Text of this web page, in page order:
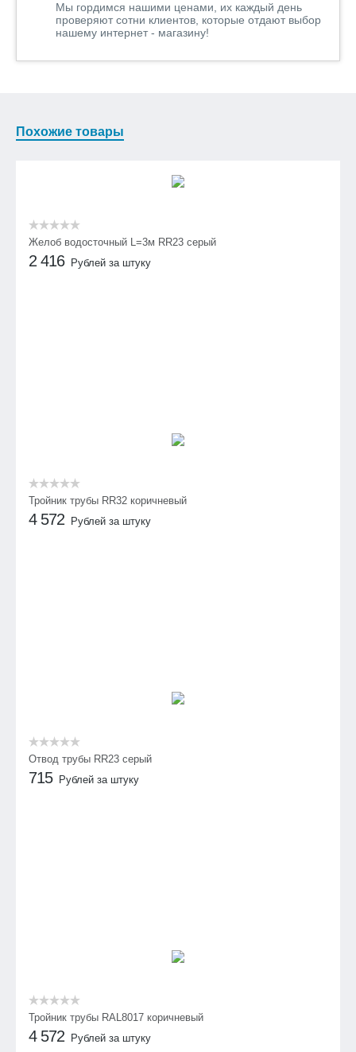
Мы гордимся нашими ценами, их каждый день
проверяют сотни клиентов, которые отдают выбор
нашему интернет - магазину!
Похожие товары
Желоб водосточный L=3м RR23 серый
2 416 Рублей за штуку
Тройник трубы RR32 коричневый
4 572 Рублей за штуку
Отвод трубы RR23 серый
715 Рублей за штуку
Тройник трубы RAL8017 коричневый
4 572 Рублей за штуку